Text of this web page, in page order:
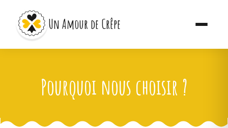
Un Amour de Crêpe
Pourquoi nous choisir ?